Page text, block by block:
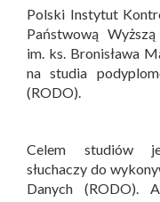
Polski Instytut
Państwową Wyższą
im. ks. Bronisława
na studia
(RODO).
Celem studiów
słuchaczy do
Danych (RODO).